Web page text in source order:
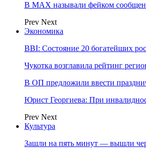
В МAX называли фейком
Prev Next
Экономика
BBI: Состояние 20 богатейших
Чукотка возглавила рейтинг
В ОП предложили ввести
Юрист Георгиева: При
Prev Next
Культура
Зашли на пять минут — вышли